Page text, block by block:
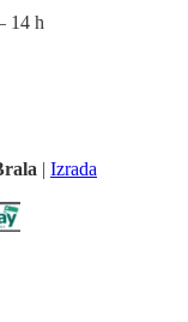
14 h
| Izrada